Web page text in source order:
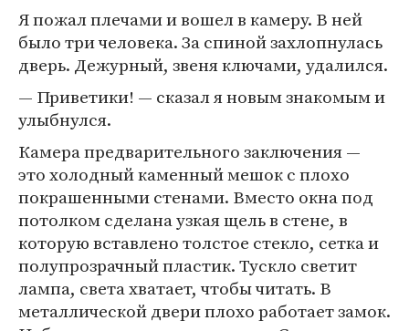
Я пожал плечами и вошел в камеру. В ней
было три человека. За спиной захлопнулась
дверь. Дежурный, звеня ключами, удалился.
— Приветики! — сказал я новым знакомым и
улыбнулся.
Камера предварительного заключения —
это холодный каменный мешок с плохо
покрашенными стенами. Вместо окна под
потолком сделана узкая щель в стене, в
которую вставлено толстое стекло, сетка и
полупрозрачный пластик. Тускло светит
лампа, света хватает, чтобы читать. В
металлической двери плохо работает замок.